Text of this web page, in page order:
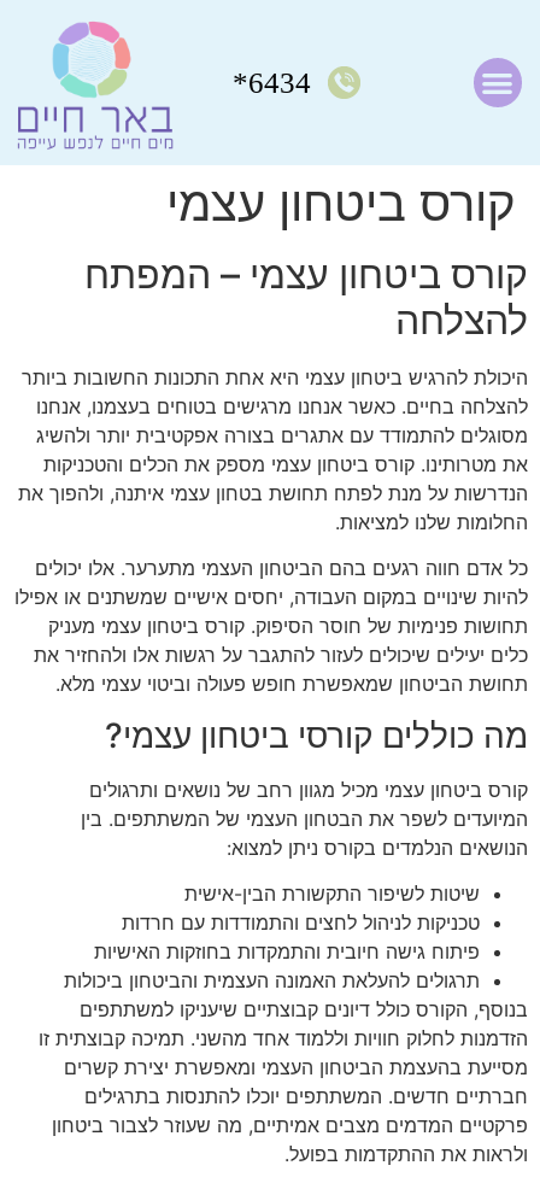
6434*
קורס ביטחון עצמי
קורס ביטחון עצמי – המפתח
להצלחה
היכולת להרגיש ביטחון עצמי היא אחת התכונות החשובות ביותר
להצלחה בחיים. כאשר אנחנו מרגישים בטוחים בעצמנו, אנחנו
מסוגלים להתמודד עם אתגרים בצורה אפקטיבית יותר ולהשיג
את מטרותינו. קורס ביטחון עצמי מספק את הכלים והטכניקות
הנדרשות על מנת לפתח תחושת בטחון עצמי איתנה, ולהפוך את
החלומות שלנו למציאות.
כל אדם חווה רגעים בהם הביטחון העצמי מתערער. אלו יכולים
להיות שינויים במקום העבודה, יחסים אישיים שמשתנים או אפילו
תחושות פנימיות של חוסר הסיפוק. קורס ביטחון עצמי מעניק
כלים יעילים שיכולים לעזור להתגבר על רגשות אלו ולהחזיר את
תחושת הביטחון שמאפשרת חופש פעולה וביטוי עצמי מלא.
מה כוללים קורסי ביטחון עצמי?
קורס ביטחון עצמי מכיל מגוון רחב של נושאים ותרגולים
המיועדים לשפר את הבטחון העצמי של המשתתפים. בין
הנושאים הנלמדים בקורס ניתן למצוא:
שיטות לשיפור התקשורת הבין-אישית
טכניקות לניהול לחצים והתמודדות עם חרדות
פיתוח גישה חיובית והתמקדות בחוזקות האישיות
תרגולים להעלאת האמונה העצמית והביטחון ביכולות
בנוסף, הקורס כולל דיונים קבוצתיים שיעניקו למשתתפים
הזדמנות לחלוק חוויות וללמוד אחד מהשני. תמיכה קבוצתית זו
מסייעת בהעצמת הביטחון העצמי ומאפשרת יצירת קשרים
חברתיים חדשים. המשתתפים יוכלו להתנסות בתרגילים
פרקטיים המדמים מצבים אמיתיים, מה שעוזר לצבור ביטחון
ולראות את ההתקדמות בפועל.